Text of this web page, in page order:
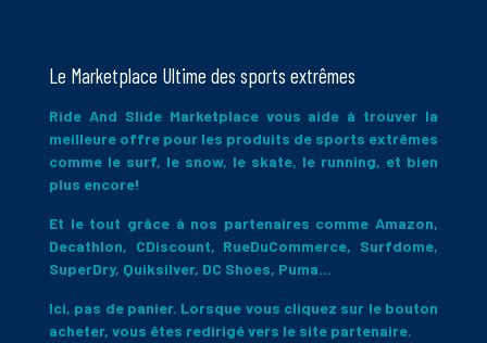
Le Marketplace Ultime des sports extrêmes
Ride And Slide Marketplace vous aide à trouver la
meilleure offre pour les produits de sports extrêmes
comme le surf, le snow, le skate, le running, et bien
plus encore!
Et le tout grâce à nos partenaires comme Amazon,
Decathlon, CDiscount, RueDuCommerce, Surfdome,
SuperDry, Quiksilver, DC Shoes, Puma...
Ici, pas de panier. Lorsque vous cliquez sur le bouton
acheter, vous êtes redirigé vers le site partenaire.